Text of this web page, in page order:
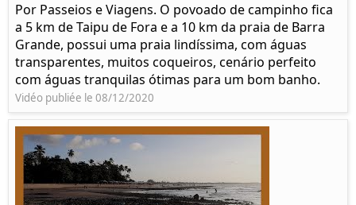
Por Passeios e Viagens. O povoado de campinho fica
a 5 km de Taipu de Fora e a 10 km da praia de Barra
Grande, possui uma praia lindíssima, com águas
transparentes, muitos coqueiros, cenário perfeito
com águas tranquilas ótimas para um bom banho.
Vidéo publiée le 08/12/2020